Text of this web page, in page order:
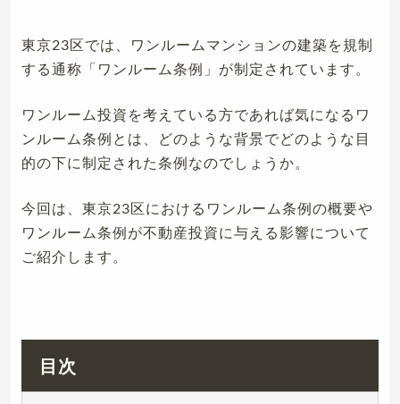
東京23区では、ワンルームマンションの建築を規制
する通称「ワンルーム条例」が制定されています。
ワンルーム投資を考えている方であれば気になるワ
ンルーム条例とは、どのような背景でどのような目
的の下に制定された条例なのでしょうか。
今回は、東京23区におけるワンルーム条例の概要や
ワンルーム条例が不動産投資に与える影響について
ご紹介します。
目次